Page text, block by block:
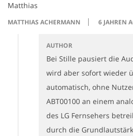
Matthias
MATTHIAS ACHERMANN 6 JAHREN
AUTHOR
Bei Stille pausiert die
wird aber sofort wieder
automatisch, ohne
ABT00100 an einem
des LG Fernsehers
durch die